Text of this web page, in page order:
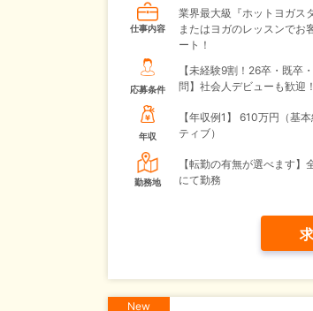
仕事内容
業界最大級『ホットヨガス
またはヨガのレッスンでお
ート！
応募条件
【未経験9割！26卒・既卒
問】社会人デビューも歓迎！
年収
【年収例1】
610万円（基
ティブ）
勤務地
【転勤の有無が選べます
にて勤務
New